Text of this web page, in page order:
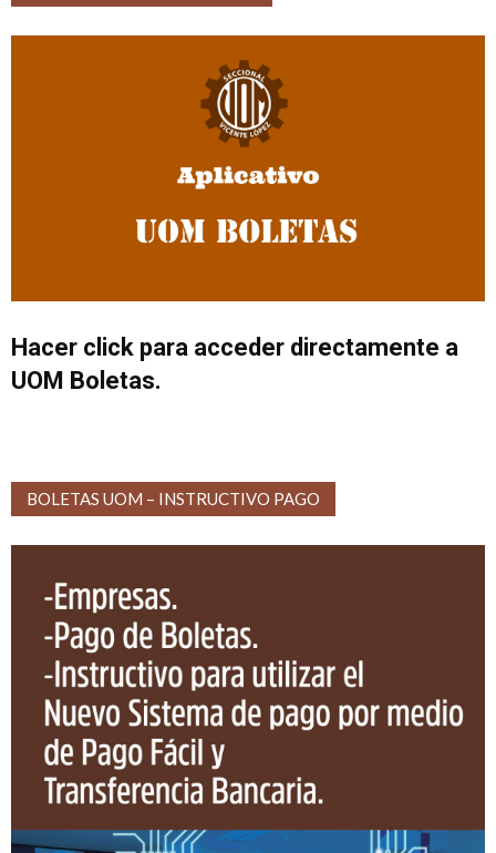
Hacer click para acceder directamente a
UOM Boletas.
BOLETAS UOM – INSTRUCTIVO PAGO